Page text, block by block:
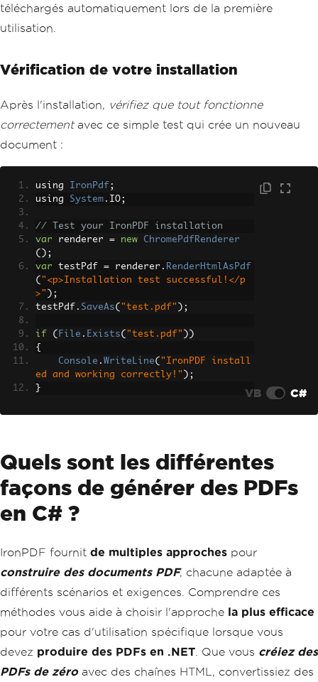
téléchargés automatiquement lors de la première
utilisation.
Vérification de votre installation
Après l'installation, vérifiez que tout fonctionne
correctementavec ce simple test qui crée un nouveau
document :
using IronPdf ;
using System . IO;
// Test your IronPDF installation
var renderer = new
ChromePdfRenderer
();
var testPdf = renderer . RenderHtmlAsPdf
( "<p>Installation test successful!</p
>" );
testPdf . SaveAs( "test.pdf" );
if ( File . Exists( "test.pdf" ))
{
Console . WriteLine( "IronPDF install
ed and working correctly!" );
}
VB C#
Quels sont les différentes
façons de générer des PDFs
en C# ?
IronPDF fournit de multiples approches pour
construire des documents PDF, chacune adaptée à
différents scénarios et exigences. Comprendre ces
méthodes vous aide à choisir l'approche la plus efficace
pour votre cas d'utilisation spécifique lorsque vous
devez produire des PDFs en .NET. Que vous créiez des
PDFs de zéroavec des chaînes HTML, convertissiez des